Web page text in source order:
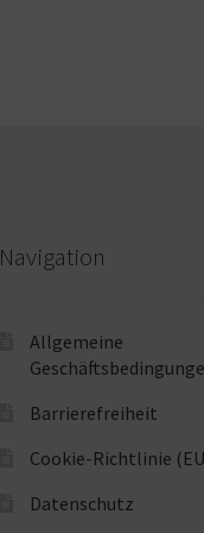
Navigation
Allgemeine
Barrierefreiheit
Cookie-Richtlinie
Datenschutz